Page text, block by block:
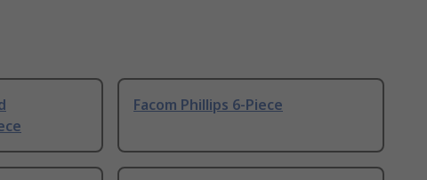
Facom Phillips 6-Piece